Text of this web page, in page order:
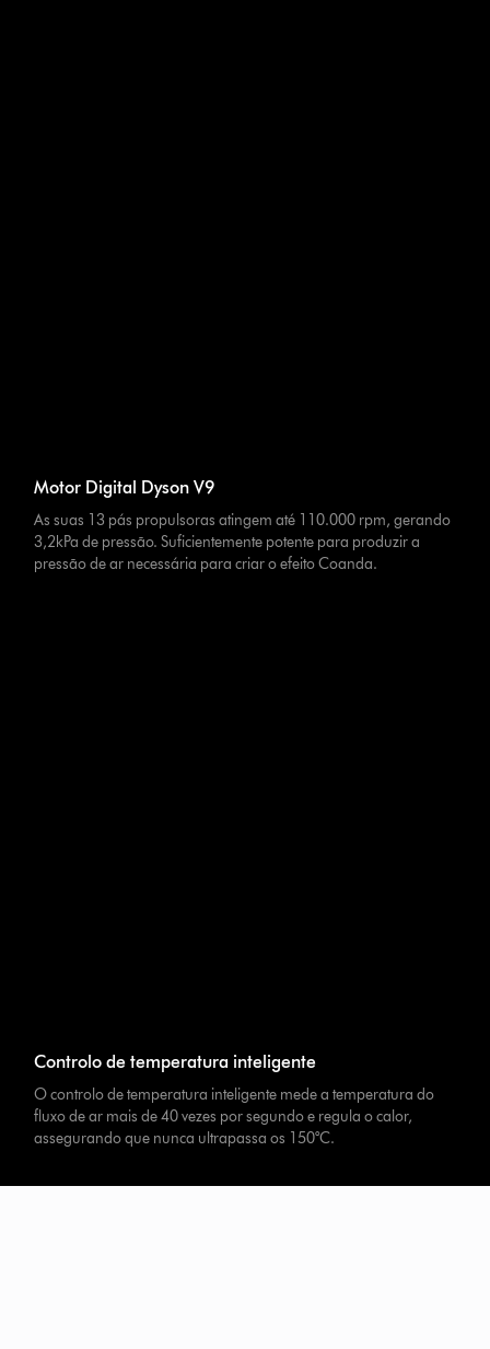
Motor Digital Dyson V9
As suas 13 pás propulsoras atingem até 110.000 rpm, gerando
3,2kPa de pressão. Suficientemente potente para produzir a
pressão de ar necessária para criar o efeito Coanda.
Controlo de temperatura inteligente
O controlo de temperatura inteligente mede a temperatura do
fluxo de ar mais de 40 vezes por segundo e regula o calor,
assegurando que nunca ultrapassa os 150°C.